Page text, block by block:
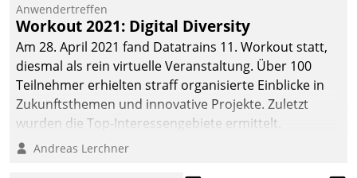
Cloud-Strategien und -
Lösungen mit hohem
Zukunftspotenzial.
Anwendertreffen
Workout 2021: Digital Diversity
Am 28. April 2021 fand Datatrains 11. Workout statt,
diesmal als rein virtuelle Veranstaltung. Über 100
Teilnehmer erhielten straff organisierte Einblicke in
Zukunftsthemen und innovative Projekte. Zuletzt
wurden die Top-Interessengebiete ermittelt.
Andreas Lerchner